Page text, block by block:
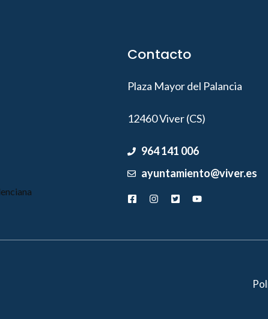
Contacto
Plaza Mayor del Palancia
12460 Viver (CS)
964 141 006
ayuntamiento@viver.es